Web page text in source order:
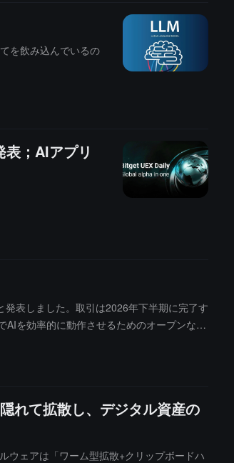
を飲み込んでいるの
；AIアプリ
表しました。取引は2026年下半期に完了す
を効率的に動作させるためのオープンなAI
す。クアルコムは、AIの規模が拡大する
れて拡散し、デジタル資産の
ウェアは「ワーム型拡散+クリップボードハ